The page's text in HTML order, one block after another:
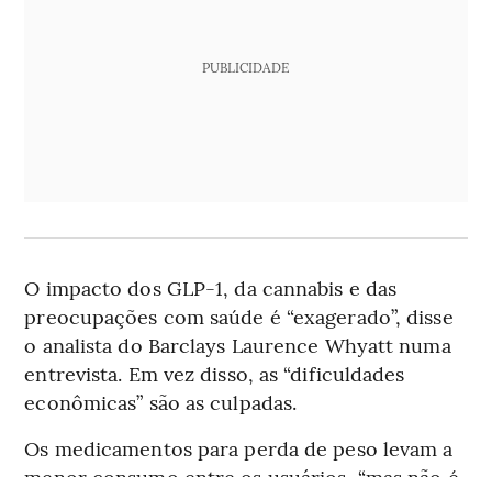
PUBLICIDADE
O impacto dos GLP-1, da cannabis e das
preocupações com saúde é “exagerado”, disse
o analista do Barclays Laurence Whyatt numa
entrevista. Em vez disso, as “dificuldades
econômicas” são as culpadas.
Os medicamentos para perda de peso levam a